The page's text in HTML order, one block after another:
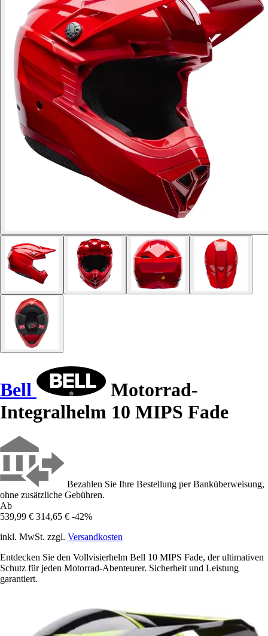
Bell
Motorrad-
Integralhelm 10 MIPS Fade
Bezahlen Sie Ihre Bestellung per Banküberweisung,
ohne zusätzliche Gebühren.
Ab
539,99 € 314,65 € -42%
inkl. MwSt. zzgl. Versandkosten
Entdecken Sie den Vollvisierhelm Bell 10 MIPS Fade, der ultimativen
Schutz für jeden Motorrad-Abenteurer. Sicherheit und Leistung
garantiert.